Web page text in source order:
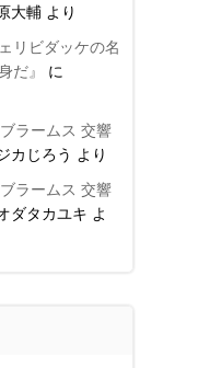
大輔より
リビダッケの名
だ』
に
ラームス 交響
カじろう より
ラームス 交響
ダタカユキ よ